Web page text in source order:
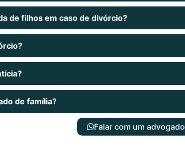
de filhos em caso de divórcio?
de família?
Falar com um advogado